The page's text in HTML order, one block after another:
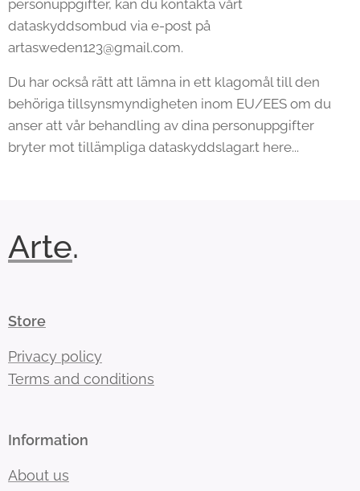
personuppgifter, kan du kontakta vårt
dataskyddsombud via e-post på
artasweden123@gmail.com.
Du har också rätt att lämna in ett klagomål till den
behöriga tillsynsmyndigheten inom EU/EES om du
anser att vår behandling av dina personuppgifter
bryter mot tillämpliga dataskyddslagar.t here...
Arte.
Store
Privacy policy
Terms and conditions
Information
About us